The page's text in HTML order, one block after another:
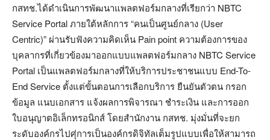
กสทช.ได้ดำเนินการพัฒนาแพลตฟอร์มกลางที่เรียกว่า NBTC
Service Portal ภายใต้หลักการ “คนเป็นศูนย์กลาง (User
Centric)” ผ่านรับฟังความคิดเห็น Pain point ความต้องการของ
บุคลากรที่เกี่ยวข้องมาออกแบบแพลตฟอร์มกลาง NBTC Service
Portal เป็นแพลตฟอร์มกลางที่ให้บริการประชาชนแบบ End-To-
End Service ตั้งแต่ขั้นตอนการเลือกบริการ ยืนยันตัวตน กรอก
ข้อมูล แนบเอกสาร แจ้งผลการพิจารณา ชำระเงิน และการออก
ใบอนุญาตอิเล็กทรอนิกส์ โดยสำนักงาน กสทช. มุ่งมั่นที่จะยก
ระดับองค์กรไปศุ่การเป็นองค์กรดิจิทัลเต็มรูปแบบเพื่อให้สามารถ